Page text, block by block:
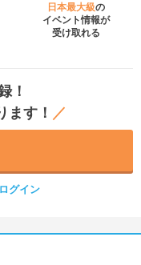
日本最大級の
イベント情報が
受け取れる
！
ます！ ／
グイン